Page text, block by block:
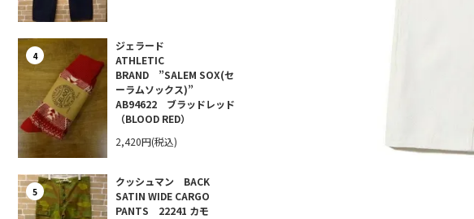
4
ジェラード
ATHLETIC
BRAND ”SALEM SOX(セ
ーラムソックス)”
AB94622 ブラッドレッド
（BLOOD RED）
2,420円(税込)
5
クッシュマン BACK
SATIN WIDE CARGO
PANTS 22241 カモ